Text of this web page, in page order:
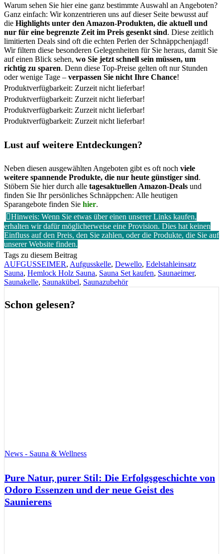
Warum sehen Sie hier eine ganz bestimmte Auswahl an Angeboten?
Ganz einfach: Wir konzentrieren uns auf dieser Seite bewusst auf
die Highlights unter den Amazon-Produkten, die aktuell und
nur für eine begrenzte Zeit im Preis gesenkt sind. Diese zeitlich
limitierten Deals sind oft die echten Perlen der Schnäppchenjagd!
Wir filtern diese besonderen Gelegenheiten für Sie heraus, damit Sie
auf einen Blick sehen, wo Sie jetzt schnell sein müssen, um
richtig zu sparen. Denn diese Top-Preise gelten oft nur Stunden
oder wenige Tage – verpassen Sie nicht Ihre Chance!
Produktverfügbarkeit: Zurzeit nicht lieferbar!
Produktverfügbarkeit: Zurzeit nicht lieferbar!
Produktverfügbarkeit: Zurzeit nicht lieferbar!
Produktverfügbarkeit: Zurzeit nicht lieferbar!
Lust auf weitere Entdeckungen?
Neben diesen ausgewählten Angeboten gibt es oft noch viele
weitere spannende Produkte, die nur heute günstiger sind.
Stöbern Sie hier durch alle tagesaktuellen Amazon-Deals und
finden Sie Ihr persönliches Schnäppchen: Alle heutigen
Sparangebote finden Sie hier.
Hinweis: Wenn Sie etwas über einen unserer Links kaufen,
erhalten wir dafür möglicherweise eine Provision. Dies hat keinen
Einfluss auf den Preis, den Sie zahlen, oder die Produkte, die Sie auf
unserer Website finden.
Tags zu diesem Beitrag
AUFGUSSEIMER, Aufgusskelle, Dewello, Edelstahleinsatz
Sauna, Hemlock Holz Sauna, Sauna Set kaufen, Saunaeimer,
Saunakelle, Saunakübel, Saunazubehör
Schon gelesen?
News - Sauna & Wellness
Pure Natur, purer Stil: Die Erfolgsgeschichte von
Odoro Essenzen und der neue Geist des
Saunierens